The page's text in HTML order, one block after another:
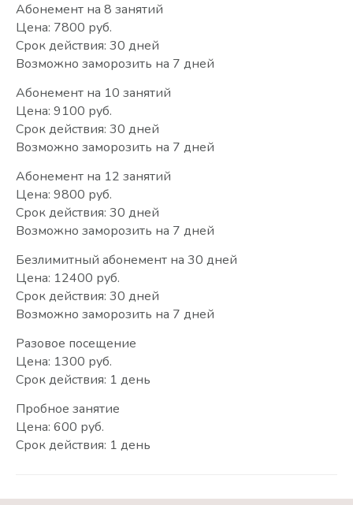
Абонемент на 8 занятий
Цена: 7800 руб.
Срок действия: 30 дней
Возможно заморозить на 7 дней
Абонемент на 10 занятий
Цена: 9100 руб.
Срок действия: 30 дней
Возможно заморозить на 7 дней
Абонемент на 12 занятий
Цена: 9800 руб.
Срок действия: 30 дней
Возможно заморозить на 7 дней
Безлимитный абонемент на 30 дней
Цена: 12400 руб.
Срок действия: 30 дней
Возможно заморозить на 7 дней
Разовое посещение
Цена: 1300 руб.
Срок действия: 1 день
Пробное занятие
Цена: 600 руб.
Срок действия: 1 день